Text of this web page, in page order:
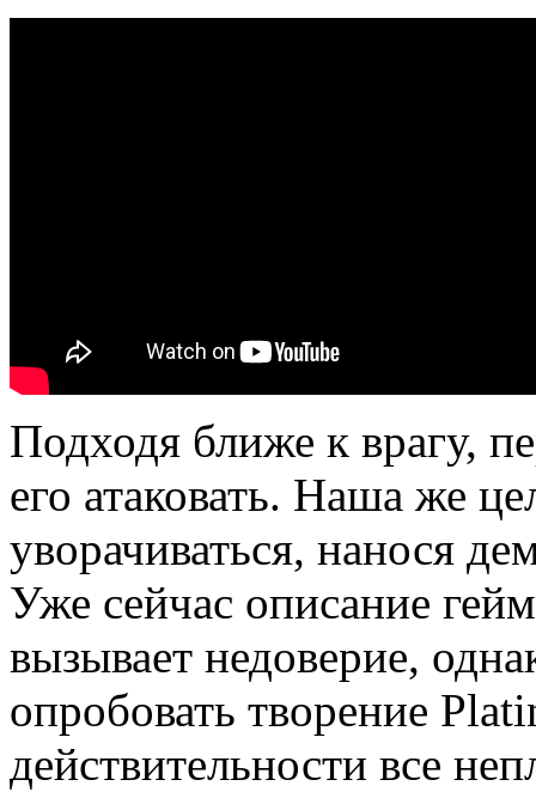
Подходя ближе к врагу,
его атаковать. Наша же
уворачиваться, нанося
Уже сейчас описание
вызывает недоверие,
опробовать творение
действительности все